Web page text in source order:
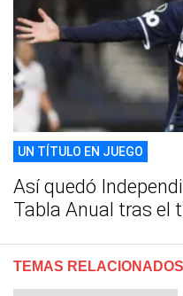
UN TÍTULO EN JUEGO
Así quedó
Tabla Anual tras el
TEMAS RELACIONADOS